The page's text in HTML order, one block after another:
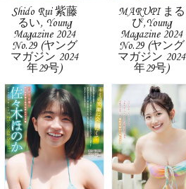
Shido Rui 紫藤
るい, Young
Magazine 2024
No.29 (ヤング
マガジン 2024
年29号)
MARUPI まる
ぴ,Young
Magazine 2024
No.29 (ヤング
マガジン 2024
年29号)